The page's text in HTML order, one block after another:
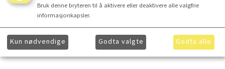
Ønsker du å få ytterligere informasjon om våre produkter og mer informasjon om gunstig
finansiering? Ta kontakt medhei@lydkonsept.no
Bruk denne bryteren til å aktivere eller deaktivere alle valgfrie
informasjonkapsler.
Kun nødvendige Godta valgte Godta alle